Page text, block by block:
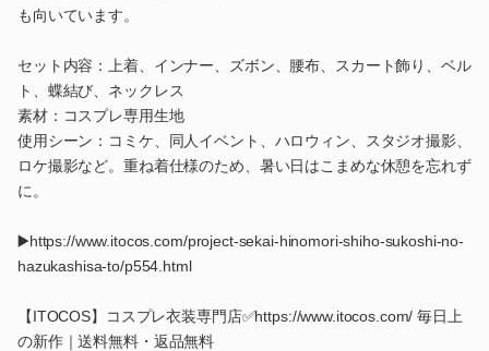
も向いています。
セット内容：上着、インナー、ズボン、腰布、スカート飾り、ベル
ト、蝶結び、ネックレス
素材：コスプレ専用生地
使用シーン：コミケ、同人イベント、ハロウィン、スタジオ撮影、
ロケ撮影など。重ね着仕様のため、暑い日はこまめな休憩を忘れず
に。
▶️https://www.itocos.com/project-sekai-hinomori-shiho-sukoshi-no-
hazukashisa-to/p554.html
【ITOCOS】コスプレ衣装専門店✅https://www.itocos.com/ 毎日上
の新作｜送料無料・返品無料